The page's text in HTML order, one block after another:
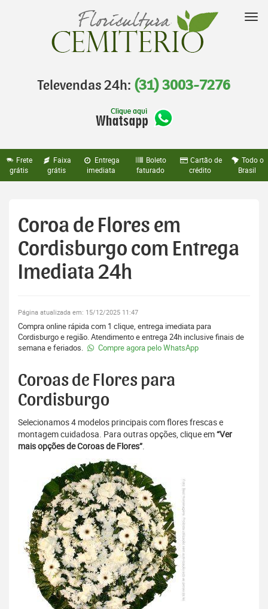
Televendas 24h: (31) 3003-7276
Frete
grátis
Faixa
grátis
Entrega
imediata
Boleto
faturado
Cartão de
crédito
Todo o
Brasil
Coroa de Flores em
Cordisburgo com Entrega
Imediata 24h
Página atualizada em: 15/12/2025 11:47
Compra online rápida com 1 clique, entrega imediata para
Cordisburgo e região. Atendimento e entrega 24h inclusive finais de
semana e feriados.
Compre agora pelo WhatsApp
Coroas de Flores para
Cordisburgo
Selecionamos 4 modelos principais com flores frescas e
montagem cuidadosa. Para outras opções, clique em“Ver
mais opções de Coroas de Flores”.